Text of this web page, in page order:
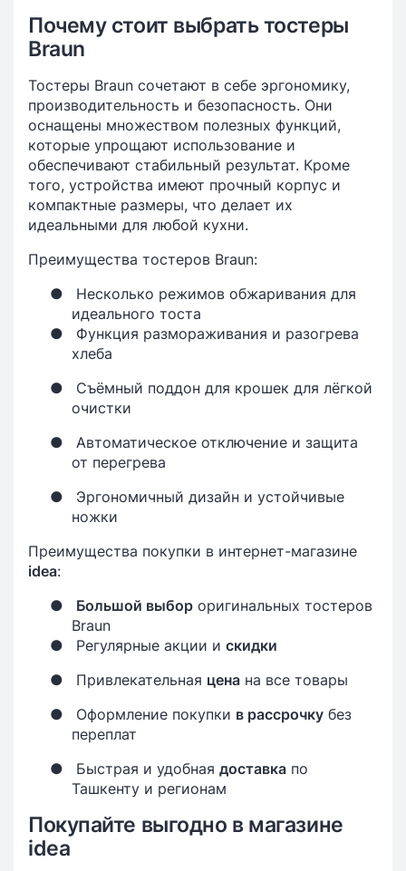
Почему стоит выбрать тостеры
Braun
Тостеры Braun сочетают в себе эргономику,
производительность и безопасность. Они
оснащены множеством полезных функций,
которые упрощают использование и
обеспечивают стабильный результат. Кроме
того, устройства имеют прочный корпус и
компактные размеры, что делает их
идеальными для любой кухни.
Преимущества тостеров Braun:
●
Несколько режимов обжаривания для
идеального тоста
●
Функция размораживания и разогрева
хлеба
●
Съёмный поддон для крошек для лёгкой
очистки
●
Автоматическое отключение и защита
от перегрева
●
Эргономичный дизайн и устойчивые
ножки
Преимущества покупки в интернет-магазине
idea:
●
Большой выбор оригинальных тостеров
Braun
●
Регулярные акции и скидки
●
Привлекательная цена на все товары
●
Оформление покупки в рассрочку без
переплат
●
Быстрая и удобная доставка по
Ташкенту и регионам
Покупайте выгодно в магазине
idea